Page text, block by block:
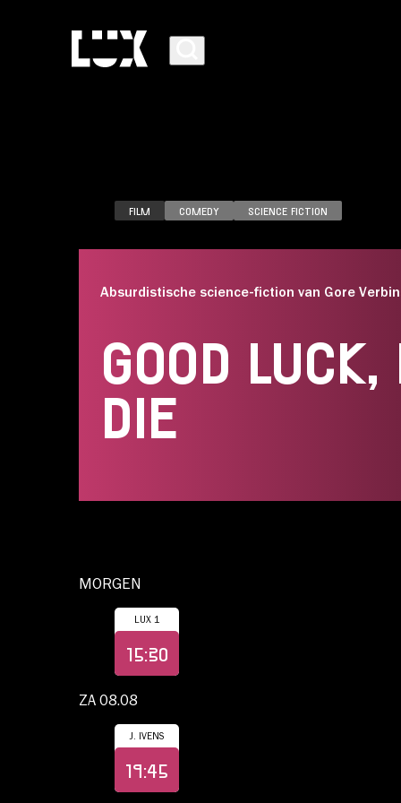
AGENDA
CAFÉ-RESTAURANT
Volg ons op:
GOOD
FILM COMEDY SCIENCE FICTION
Absurdistische science-fiction van Gore
GOOD
DIE
MORGEN
LUX 1
15:30
Koop
ZA 08.08
J. IVENS
19:45
Koop